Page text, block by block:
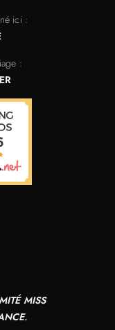
ici :
:
MISS
.